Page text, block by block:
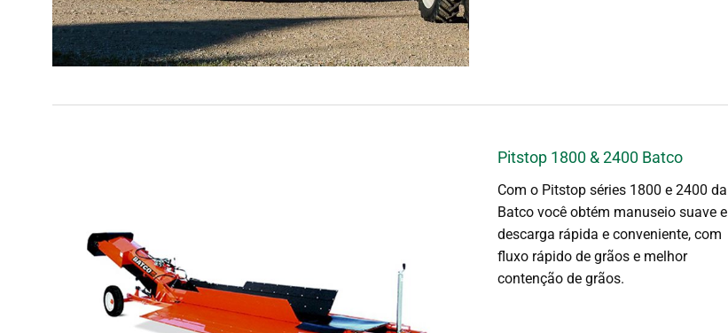
Pitstop 1800 & 2400 Batco
Com o Pitstop séries 1800 e 2400 da
Batco você obtém manuseio suave e
descarga rápida e conveniente, com
fluxo rápido de grãos e melhor
contenção de grãos.